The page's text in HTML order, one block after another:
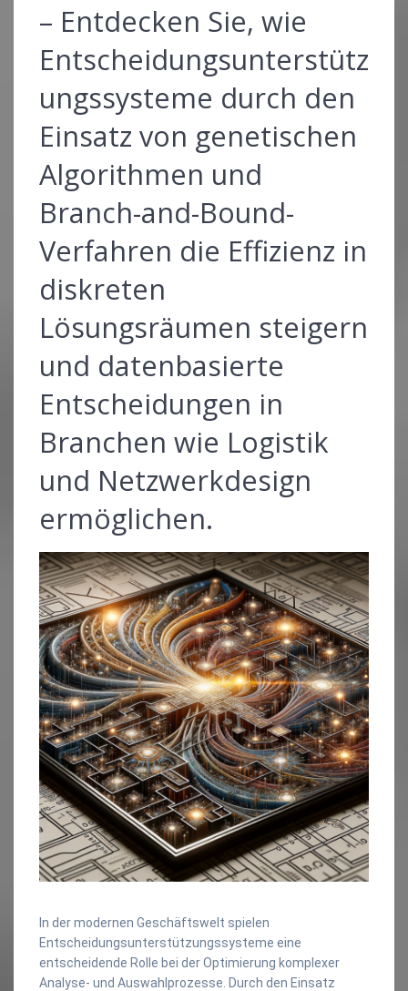
– Entdecken Sie, wie
Entscheidungsunterstütz
ungssysteme durch den
Einsatz von genetischen
Algorithmen und
Branch-and-Bound-
Verfahren die Effizienz in
diskreten
Lösungsräumen steigern
und datenbasierte
Entscheidungen in
Branchen wie Logistik
und Netzwerkdesign
ermöglichen.
In der modernen Geschäftswelt spielen
Entscheidungsunterstützungssysteme eine
entscheidende Rolle bei der Optimierung komplexer
Analyse- und Auswahlprozesse. Durch den Einsatz